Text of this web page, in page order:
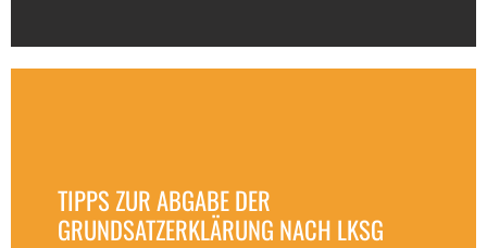
TIPPS ZUR ABGABE DER
GRUNDSATZERKLÄRUNG NACH LKSG